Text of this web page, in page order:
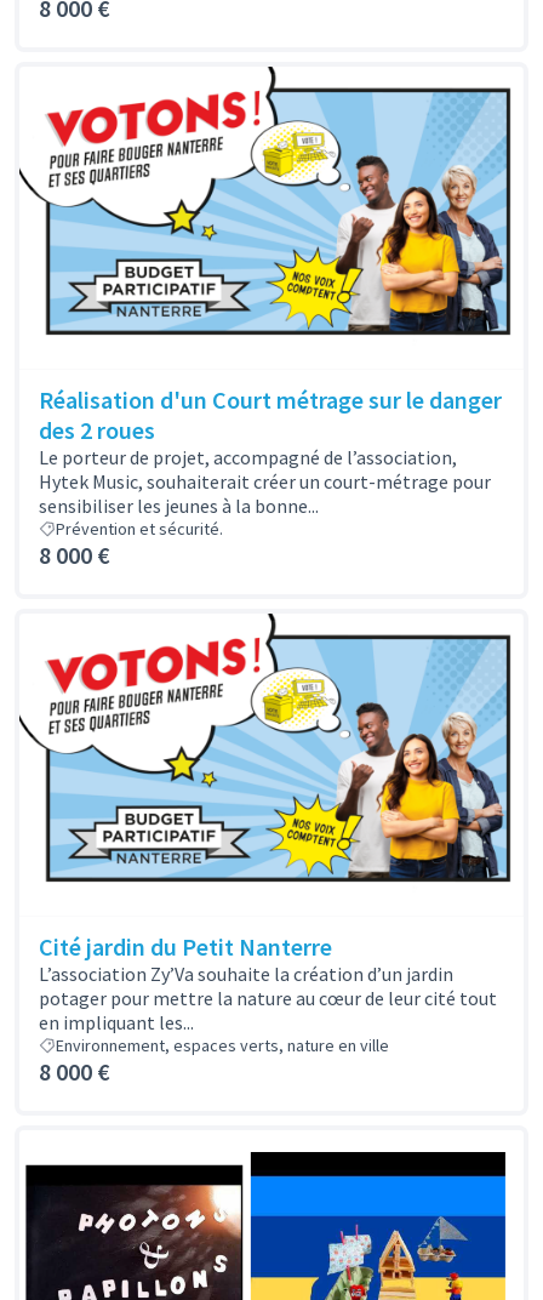
8 000 €
Réalisation d'un Court métrage sur le danger
des 2 roues
Le porteur de projet, accompagné de l’association,
Hytek Music, souhaiterait créer un court-métrage pour
sensibiliser les jeunes à la bonne...
Prévention et sécurité.
8 000 €
Cité jardin du Petit Nanterre
L’association Zy’Va souhaite la création d’un jardin
potager pour mettre la nature au cœur de leur cité tout
en impliquant les...
Environnement, espaces verts, nature en ville
8 000 €